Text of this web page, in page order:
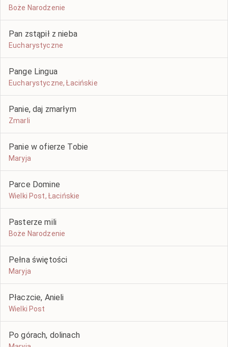
Boże Narodzenie
Pan zstąpił z nieba
Eucharystyczne
Pange Lingua
Eucharystyczne, Łacińskie
Panie, daj zmarłym
Zmarli
Panie w ofierze Tobie
Maryja
Parce Domine
Wielki Post, Łacińskie
Pasterze mili
Boże Narodzenie
Pełna świętości
Maryja
Płaczcie, Anieli
Wielki Post
Po górach, dolinach